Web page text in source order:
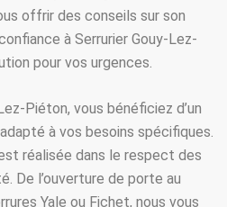
offrir des conseils sur son
à Serrurier Gouy-Lez-
pour vos urgences.
Piéton, vous bénéficiez d’un
à vos besoins spécifiques.
réalisée dans le respect des
De l’ouverture de porte au
Yale ou Fichet, nous vous